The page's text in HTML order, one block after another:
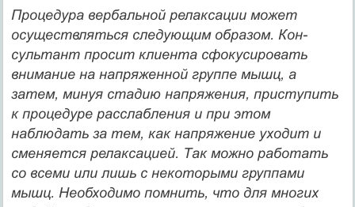
Процедура вербальной релаксации может
осуществляться следующим образом. Кон­
сультант просит клиента сфокусировать
внимание на напряженной группе мышц, а
затем, минуя стадию напряжения, приступить
к процедуре расслабления и при этом
наблюдать за тем, как напряжение уходит и
сменяется релаксацией. Так можно рабо­тать
со всеми или лишь с некоторыми группами
мышц. Необходимо помнить, что для мно­гих